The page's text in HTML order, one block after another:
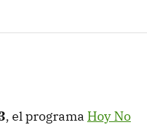
, el programa Hoy No